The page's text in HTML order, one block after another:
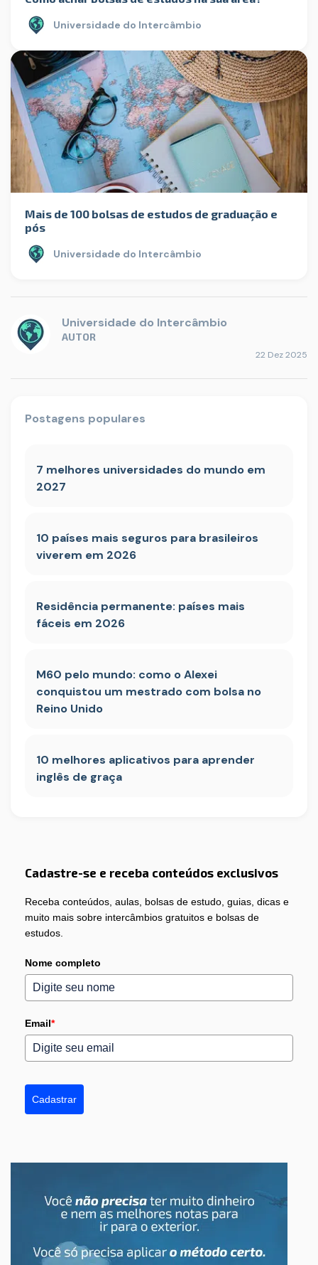
Universidade do Intercâmbio
Mais de 100 bolsas de estudos de graduação e
pós
Universidade do Intercâmbio
Universidade do Intercâmbio
AUTOR
22 Dez 2025
Postagens populares
7 melhores universidades do mundo em
2027
10 países mais seguros para brasileiros
viverem em 2026
Residência permanente: países mais
fáceis em 2026
M60 pelo mundo: como o Alexei
conquistou um mestrado com bolsa no
Reino Unido
10 melhores aplicativos para aprender
inglês de graça
Cadastre-se e receba conteúdos exclusivos
Receba conteúdos, aulas, bolsas de estudo, guias, dicas e
muito mais sobre intercâmbios gratuitos e bolsas de
estudos.
Nome completo
Email*
Cadastrar